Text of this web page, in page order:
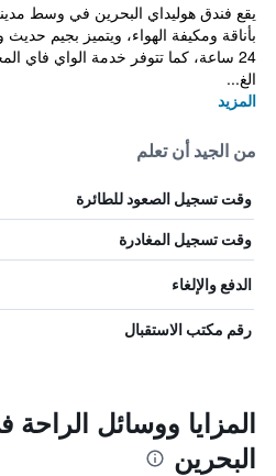
يقع فندق هوليداي البحرين في وسط
بأناقة ومكيفة الهواء، ويتميز بجيم
24 ساعة، كما تتوفر خدمة الواي فاي
الغ...
المزيد
من الجيد أن تعلم
وقت تسجيل الصعود للطائرة
وقت تسجيل المغادرة
الدفع والإلغاء
رقم مكتب الاستقبال
المزايا ووسائل
البحرين